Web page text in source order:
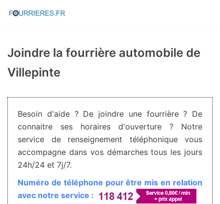
Aller
Joindre la fourrière automobile de
Villepinte
Besoin d'aide ? De joindre une fourrière ? De
connaitre ses horaires d'ouverture ? Notre
service de renseignement téléphonique vous
accompagne dans vos démarches tous les jours
24h/24 et 7j/7.
Numéro de téléphone pour être mis en relation
avec notre service :